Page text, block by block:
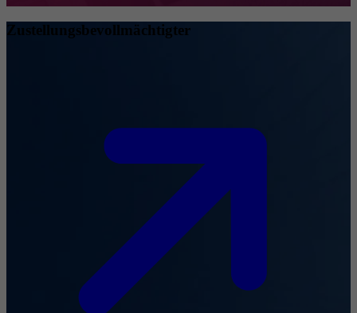
Zustellungsbevollmächtigter